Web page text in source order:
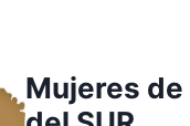
Mujeres